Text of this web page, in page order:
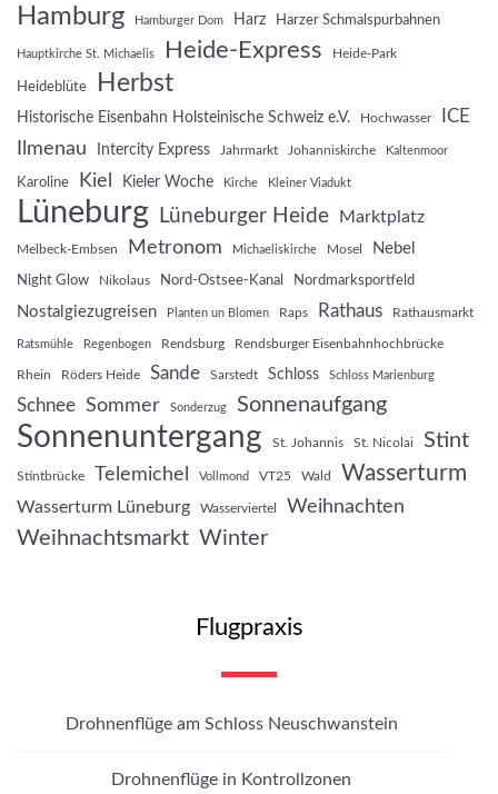
Hamburg Hamburger Dom Harz Harzer Schmalspurbahnen
Hauptkirche St. Michaelis Heide-Express Heide-Park
Heideblüte Herbst
Historische Eisenbahn Holsteinische Schweiz e.V. Hochwasser ICE
Ilmenau Intercity Express Jahrmarkt Johanniskirche Kaltenmoor
Karoline Kiel Kieler Woche Kirche Kleiner Viadukt
Lüneburg Lüneburger Heide Marktplatz
Melbeck-Embsen Metronom Michaeliskirche Mosel Nebel
Night Glow Nikolaus Nord-Ostsee-Kanal Nordmarksportfeld
Nostalgiezugreisen Planten un Blomen Raps Rathaus Rathausmarkt
Ratsmühle Regenbogen Rendsburg Rendsburger Eisenbahnhochbrücke
Rhein Röders Heide Sande Sarstedt Schloss Schloss Marienburg
Schnee Sommer Sonderzug Sonnenaufgang
Sonnenuntergang St. Johannis St. Nicolai Stint
Stintbrücke Telemichel Vollmond VT25 Wald Wasserturm
Wasserturm Lüneburg Wasserviertel Weihnachten
Weihnachtsmarkt Winter
Flugpraxis
Drohnenflüge am Schloss Neuschwanstein
Drohnenflüge in Kontrollzonen